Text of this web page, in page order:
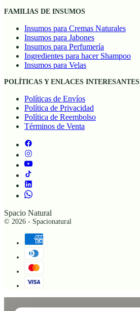
FAMILIAS DE INSUMOS
Insumos para Cremas Naturales
Insumos para Jabones
Insumos para Perfumería
Ingredientes para hacer Shampoo
Insumos para Velas
POLÍTICAS Y ENLACES INTERESANTES
Políticas de Envíos
Política de Privacidad
Política de Reembolso
Términos de Venta
Spacio Natural
© 2026 - Spacionatural